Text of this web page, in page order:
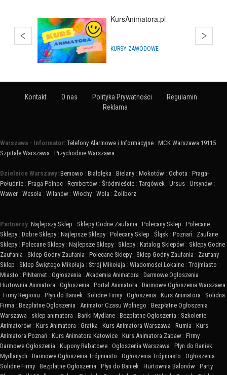
KursAnimatora.pl
KURSY ZAWODOWE
Kontakt O nas Polityka Prywatności
Regulamin
Reklama
Warszawa - Informator: Telefony Alarmowe i Informacyjne : MCK Warszawa 19115 :
Szpitale Warszawa : Przychodnie Warszawa
Dzielnice Warszawy: Bemowo : Białołęka : Bielany : Mokotów : Ochota : Praga-
Południe : Praga-Północ : Rembertów : Śródmieście : Targówek : Ursus : Ursynów :
Wawer : Wesoła : Wilanów : Włochy : Wola : Żoliborz
Partnerzy: Najlepszy Sklep : Sklepy Godne Zaufania : Polecany Sklep : Polecane
Sklepy : Dobre Sklepy : Najlepsze Sklepy : Polecany Sklep : Śląsk : Poznań : Zaufane
Sklepy : Polecane Sklepy : Najlepsze Sklepy : Sklepy : Katalog Sklepów : Sklepy Godne
Zaufania : Sklep Godny Zaufania : Polecane Sklepy : Sklep Godny Zaufania : Zaufany
Sklep : Sklep Świętego Mikołaja : Strój Mikołaja : Wiadomości Lokalne : Trójmiasto :
Miasto : PINternet : Ogłoszenia : Akademia Animatora : Darmowe Ogłoszenia :
Hurtownia Animatora : Ogłoszenia : Portal Animatora : Darmowe Ogłoszenia Warszawa
: Firmy Regionu : Płyn do Baniek : Solidne Firmy : Ogłoszenia : Kurs Animatora : Solidna
Firma : Bezpłatne Ogłoszenia : Animator Czasu Wolnego : Bezpłatne Ogłoszenia
Warszawa : sklep animatora : Bańki Mydlane : Bezpłatne Ogłoszenia : Szkolenie
Animatorów : Kurs Animatora : Gratka : Kurs Animatora Warszawa : Rumia : Kurs
Animatora Poznań : Kurs Animatora Katowice : Kurs Animatora Zabaw : Firmy :
Darmowe Ogłoszenia : Kupony Rabatowe : Ogłoszenia Warszawa : Płyn do Baniek
Mydlanych : Darmowe Ogłoszenia Trójmiasto : Ogłoszenia Trójmiasto : Ogłoszenia :
Solidne Firmy : Bezpłatne Ogłoszenia : Płyn do Baniek : Hurtownia Balonów : Party